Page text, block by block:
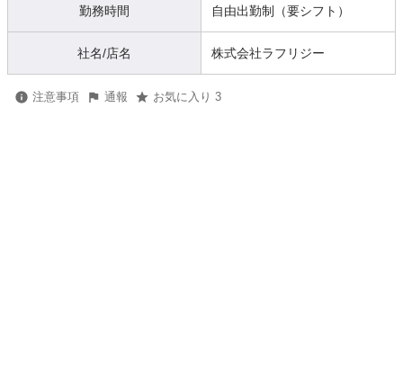
勤務時間 自由出勤制（要シフト）
社名/店名 株式会社ラフリジー
注意事項 通報 お気に入り 3